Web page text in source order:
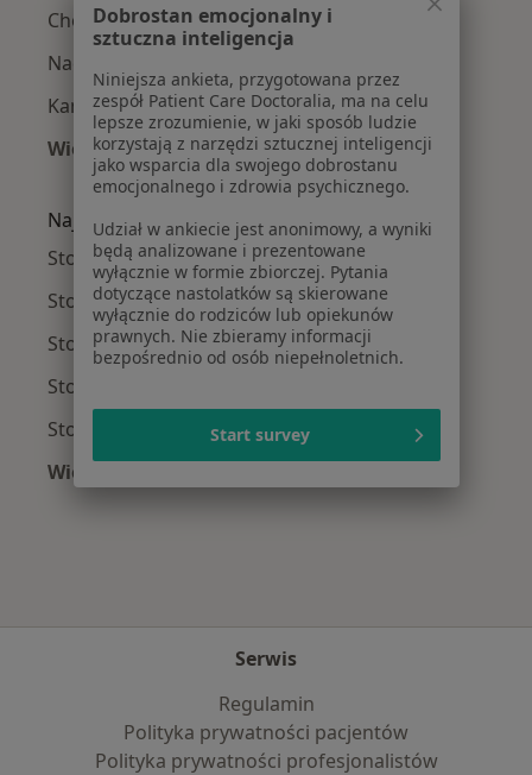
Choroby miazgi w Łodzi
Nadwrażliwość zębów w Łodzi
Kamień nazębny w Łodzi
Więcej (15)
Więcej w kategorii: Najczęście leczone
Najpopularniejsze ubezpieczenia
Stomatolodzy z Allianz w Łodzi
Stomatolodzy z Medicover w Łodzi
Stomatolodzy z NFZ w Łodzi
Stomatolodzy z PZU Zdrowie w Łodzi
Stomatolodzy z Signal Iduna w Łodzi
Więcej (2)
Serwis
Regulamin
Polityka prywatności pacjentów
Polityka prywatności profesjonalistów
Dobrostan emocjonalny i
sztuczna inteligencja
Niniejsza ankieta, przygotowana przez
zespół Patient Care Doctoralia, ma na celu
lepsze zrozumienie, w jaki sposób ludzie
korzystają z narzędzi sztucznej inteligencji
jako wsparcia dla swojego dobrostanu
emocjonalnego i zdrowia psychicznego.
Udział w ankiecie jest anonimowy, a wyniki
będą analizowane i prezentowane
wyłącznie w formie zbiorczej. Pytania
dotyczące nastolatków są skierowane
wyłącznie do rodziców lub opiekunów
prawnych. Nie zbieramy informacji
bezpośrednio od osób niepełnoletnich.
Start survey